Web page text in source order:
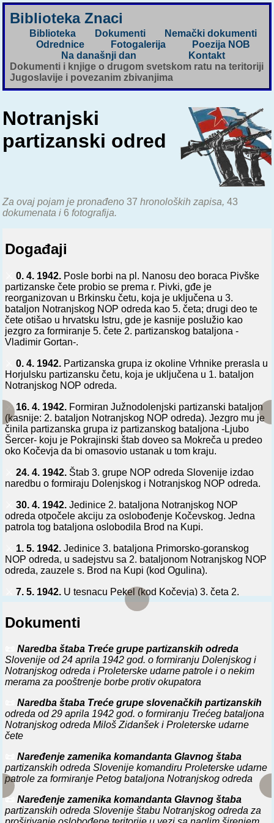
Biblioteka Znaci
Biblioteka Dokumenti
Nemački dokumenti
Odrednice
Fotogalerija
Poezija NOB
Na današnji dan
Kontakt
Dokumenti i knjige o drugom svetskom ratu na teritoriji
Jugoslavije i povezanim zbivanjima
Notranjski
partizanski odred
Za ovaj pojam je pronađeno37 hronoloških zapisa,43
dokumenata i 6 fotografija.
Događaji
0. 4. 1942. Posle borbi na pl. Nanosu deo boraca Pivške
partizanske čete probio se prema r. Pivki, gđe je
reorganizovan u Brkinsku četu, koja je uključena u 3.
bataljon Notranjskog NOP odreda kao 5. četa; drugi deo te
čete otišao u hrvatsku Istru, gde je kasnije poslužio kao
jezgro za formiranje 5. čete 2. partizanskog bataljona -
Vladimir Gortan-.
0. 4. 1942. Partizanska grupa iz okoline Vrhnike prerasla u
Horjulsku partizansku četu, koja je uključena u 1. bataljon
Notranjskog NOP odreda.
⚔️ 16. 4. 1942. Formiran Južnodolenjski partizanski bataljon
(kasnije: 2. bataljon Notranjskog NOP odreda). Jezgro mu je
činila partizanska grupa iz partizanskog bataljona -Ljubo
Šercer- koju je Pokrajinski štab doveo sa Mokreča u predeo
oko Kočevja da bi omasovio ustanak u tom kraju.
24. 4. 1942. Štab 3. grupe NOP odreda Slovenije izdao
naredbu o formiraju Dolenjskog i Notranjskog NOP odreda.
30. 4. 1942. Jedinice 2. bataljona Notranjskog NOP
odreda otpočele akciju za oslobođenje Kočevskog. Jedna
patrola tog bataljona oslobodila Brod na Kupi.
1. 5. 1942. Jedinice 3. bataljona Primorsko-goranskog
NOP odreda, u sadejstvu sa 2. bataljonom Notranjskog NOP
odreda, zauzele s. Brod na Kupi (kod Ogulina).
7. 5. 1942. U tesnacu Pekel (kod Kočevja) 3. četa 2.
bataljona Notranjskog NOP odreda, u zasedi, sačekala
italijansku kolonu od 35 kamiona, 3 tenka i 40 motocikla i
primorala je da se vrati. Za odmazdu, italijanski vojnici spalili
⚔️ 12. 5. 1942. Pod pritiskom 3. bataljona -Miloš Zidanšek-
Notranjskog NOP odreda, italijanski vojnici napustili Stari
Trg, Sledećeg dana je oslobođena cela Loška dolina i
stvorena velika slobodna teritorija u Notranjsko.
⚔️ 13. 5. 1942. Treći bataljon -Miloš Zidanšek- Notranjskog
NOP odreda oslobodio Stari Trg.
Notranjskog NOP odreda izdao naredbu o preuzimanju vlasti
na oslobođenoj teritoriji Loške doline i ukidanju svih naredbi
i zakona italijanskog okupatora.
⚔️ 15. 5. 1942. U s. Loškom Potoku kod Ribnice formirana
belogardistička grupa. (Nju je 17. maja razoružao 3. bataljon
-Miloš Zidanšek- Notranjskog NOP odreda).
Dokumenti
Naredba štaba Treće grupe partizanskih odreda
Slovenije od 24 aprila 1942 god. o formiranju Dolenjskog i
Notranjskog odreda i Proleterske udarne patrole i o nekim
merama za pooštrenje borbe protiv okupatora
Naredba štaba Treće grupe slovenačkih partizanskih
odreda od 29 aprila 1942 god. o formiranju Trećeg bataljona
Notranjskog odreda Miloš Zidanšek i Proleterske udarne
čete
Naređenje zamenika komandanta Glavnog štaba
partizanskih odreda Slovenije komandiru Proleterske udarne
patrole za formiranje Petog bataljona Notranjskog odreda
📜
Naređenje zamenika komandanta Glavnog štaba
partizanskih odreda Slovenije štabu Notranjskog odreda za